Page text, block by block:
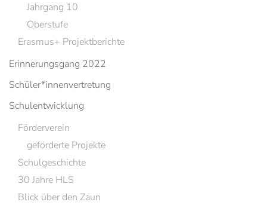
Jahrgang 10
Oberstufe
Erasmus+ Projektberichte
Erinnerungsgang 2022
Schüler*innenvertretung
Schulentwicklung
Förderverein
geförderte Projekte
Schulgeschichte
30 Jahre HLS
Blick über den Zaun